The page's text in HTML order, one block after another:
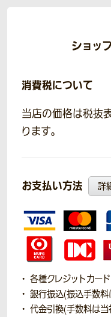
ショッ
消費税について
当店の価格は税抜
ります。
お支払い方法 詳
各種クレジットカード
銀行振込(振込手数
代金引換(手数料は